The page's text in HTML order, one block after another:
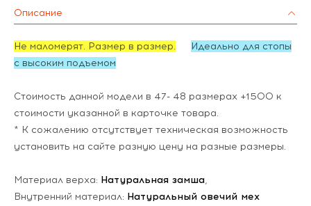
Описание
Не маломерят. Размер в размер.
Идеально для стопы
с высоким подъемом
Стоимость данной модели в 47- 48 размерах +1500 к
стоимости указанной в карточке товара.
* К сожалению отсутствует техническая возможность
установить на сайте разную цену на разные размеры.
Материал верха: Натуральная замша,
Внутренний материал: Натуральный овечий мех